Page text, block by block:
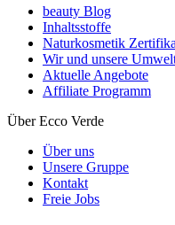
beauty Blog
Inhaltsstoffe
Naturkosmetik
Wir und unsere
Aktuelle Angebote
Affiliate Programm
Über Ecco Verde
Über uns
Unsere Gruppe
Kontakt
Freie Jobs